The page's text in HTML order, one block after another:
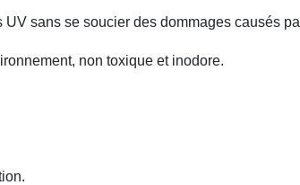
sans se soucier des dommages causés
non toxique et inodore.